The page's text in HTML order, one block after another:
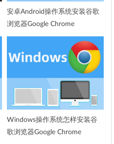
安卓Android操作系统安装谷歌
浏览器Google Chrome
Windows操作系统怎样安装谷
歌浏览器Google Chrome